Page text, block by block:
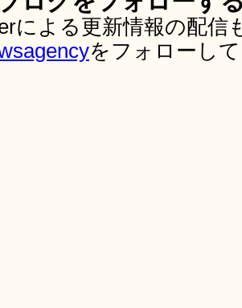
による更新情報の配
をフォローし